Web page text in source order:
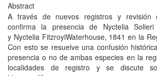
Abstract
A través de nuevos registros y revisión
confirma la presencia de Nyctelia Solieri
y Nyctelia FitzroyiWaterhouse, 1841 en la
Con esto se resuelve una confusión
presencia o no de ambas especies en la
localidades de registro y se discute